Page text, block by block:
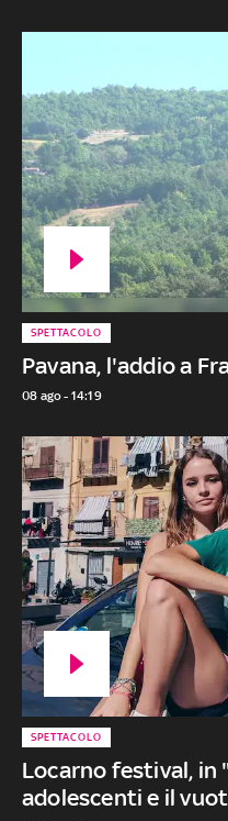
Pavana, l'addio a
SPETTACOLO
08 ago - 14:19
Locarno festival, in
adolescenti e il
SPETTACOLO